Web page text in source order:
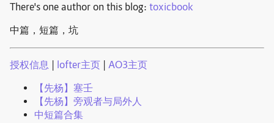
There's one author on this blog: toxicbook
中篇，短篇，坑
授权信息 lofter主页 AO3主页
【先杨】塞壬
【先杨】旁观者与局外人
中短篇合集